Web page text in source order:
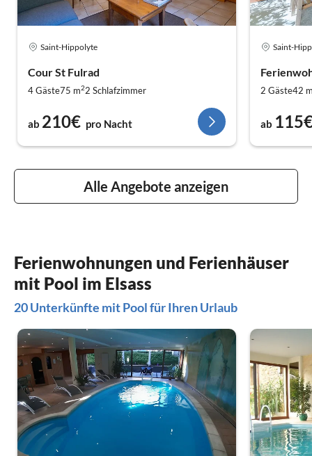
Saint-Hippolyte
Cour St Fulrad
4 Gäste75 m22 Schlafzimmer
ab 210€ pro Nacht
Saint-
2 Gäste42
ab
Alle Angebote anzeigen
Ferienwohnungen und Ferienhäuser
mit Pool im Elsass
20 Unterkünfte mit Pool für Ihren Urlaub